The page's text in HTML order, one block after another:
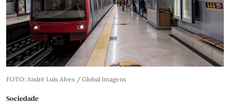
FOTO: André Luís Alves / Global Imagens
Sociedade